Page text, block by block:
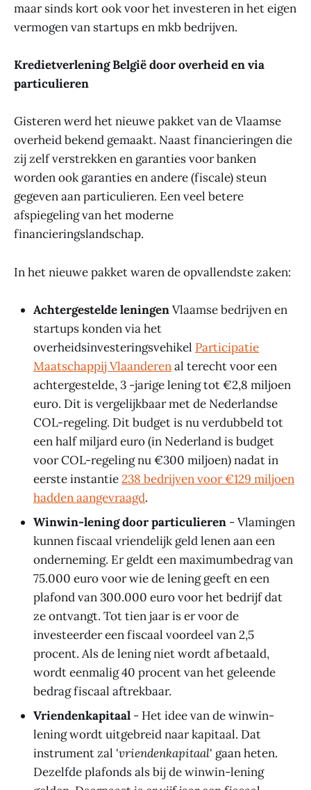
maar sinds kort ook voor het investeren in het eigen
vermogen van startups en mkb bedrijven.
Kredietverlening België door overheid en via
particulieren
Gisteren werd het nieuwe pakket van de Vlaamse
overheid bekend gemaakt. Naast financieringen die
zij zelf verstrekken en garanties voor banken
worden ook garanties en andere (fiscale) steun
gegeven aan particulieren. Een veel betere
afspiegeling van het moderne
financieringslandschap.
In het nieuwe pakket waren de opvallendste zaken:
Achtergestelde leningenVlaamse bedrijven en
startups konden via het
overheidsinvesteringsvehikel Participatie
Maatschappij Vlaanderenal terecht voor een
achtergestelde, 3 -jarige lening tot €2,8 miljoen
euro. Dit is vergelijkbaar met de Nederlandse
COL-regeling. Dit budget is nu verdubbeld tot
een half miljard euro (in Nederland is budget
voor COL-regeling nu €300 miljoen) nadat in
eerste instantie238 bedrijven voor €129 miljoen
hadden aangevraagd.
Winwin-lening door particulieren - Vlamingen
kunnen fiscaal vriendelijk geld lenen aan een
onderneming. Er geldt een maximumbedrag van
75.000 euro voor wie de lening geeft en een
plafond van 300.000 euro voor het bedrijf dat
ze ontvangt. Tot tien jaar is er voor de
investeerder een fiscaal voordeel van 2,5
procent. Als de lening niet wordt afbetaald,
wordt eenmalig 40 procent van het geleende
bedrag fiscaal aftrekbaar.
Vriendenkapitaal - Het idee van de winwin-
lening wordt uitgebreid naar kapitaal. Dat
instrument zal 'vriendenkapitaal' gaan heten.
Dezelfde plafonds als bij de winwin-lening